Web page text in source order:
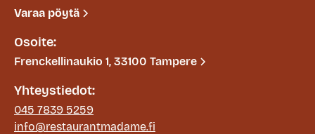
Varaa pöytä
Osoite:
Frenckellinaukio 1, 33100 Tampere
Yhteystiedot:
045 7839 5259
info@restaurantmadame.fi